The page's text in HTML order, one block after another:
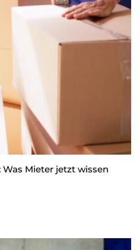
Mieter jetzt wissen